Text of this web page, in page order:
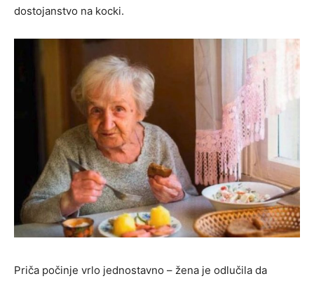
dostojanstvo na kocki.
Priča počinje vrlo jednostavno – žena je odlučila da